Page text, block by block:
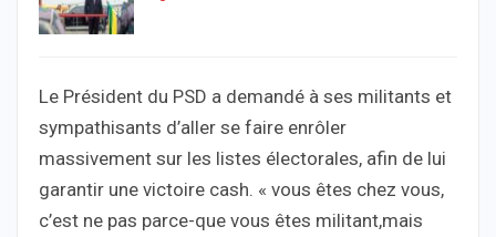
Le Président du PSD a demandé à ses militants et
sympathisants d’aller se faire enrôler
massivement sur les listes électorales, afin de lui
garantir une victoire cash. « vous êtes chez vous,
c’est ne pas parce-que vous êtes militant,mais